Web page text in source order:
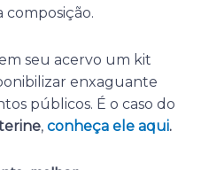
seu acervo um kit
enxaguante
públicos. É o caso do
, conheça ele aqui.